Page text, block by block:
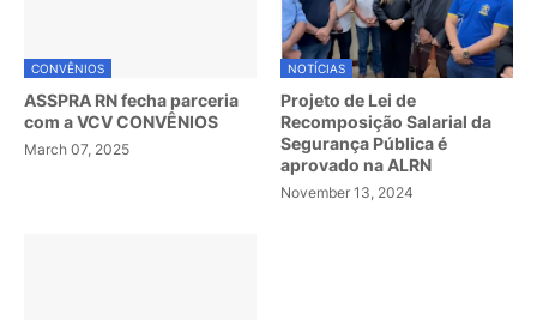
CONVÊNIOS
ASSPRA RN fecha parceria
com a VCV CONVÊNIOS
March 07, 2025
NOTÍCIAS
Projeto de Lei de
Recomposição Salarial da
Segurança Pública é
aprovado na ALRN
November 13, 2024